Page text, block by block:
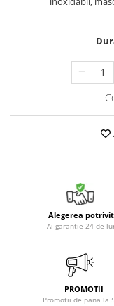
Alegerea
Ai garantie 24 de
PROMOTII
Promotii de pana la